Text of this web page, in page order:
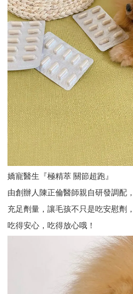
嬌寵醫生『極精萃 關節超跑』
由創辦人陳正倫醫師親自研發調配，
充足劑量，讓毛孩不只是吃安慰劑，
吃得安心，吃得放心哦！